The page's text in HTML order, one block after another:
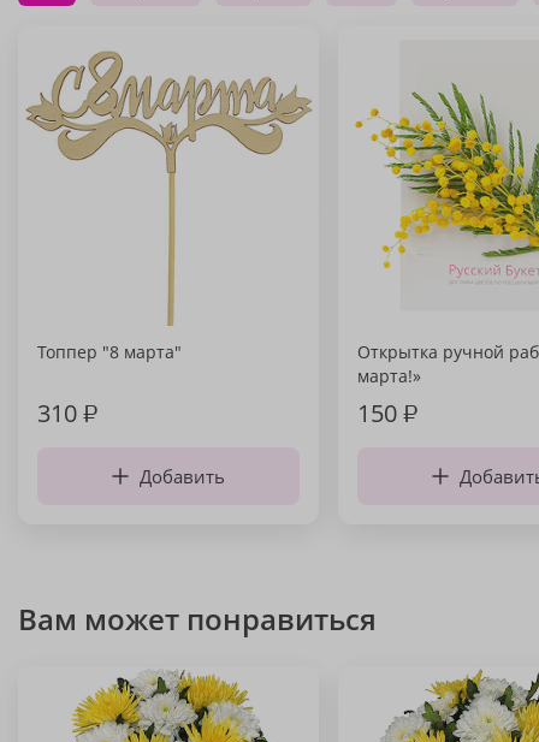
Топпер "8 марта"
310₽
Добавить
Открытка ручной
марта!»
150₽
Вам может понравиться